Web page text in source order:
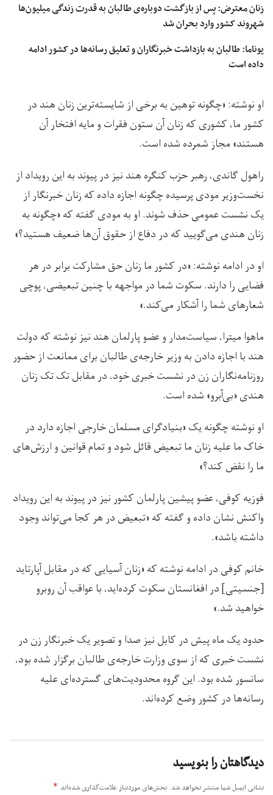
زنان معترض: پس از بازگشت دوباره‌ی طالبان به قدرت زندگی میلیون‌ها
شهروند کشور وارد بحران شد
یوناما: طالبان به بازداشت خبرنگاران و تعلیق رسانه‌ها در کشور ادامه
داده است
او نوشته: «چگونه توهین به برخی از شایسته‌ترین زنان هند در
‏کشور ما، کشوری که زنان آن ستون فقرات و مایه افتخار آن
‏هستند» مجاز شمرده شده است.
راهول گاندی، رهبر حزب کنگره هند نیز در پیوند به این رویداد از
نخست‌وزیر مودی پرسیده چگونه اجازه داده که زنان خبرنگار از
یک نشست عمومی حذف شوند. او به مودی گفته که «چگونه به
زنان هندی می‌گویید که در دفاع از حقوق آن‌ها ضعیف هستید؟»
او در ادامه نوشته: «در کشور ما زنان حق مشارکت برابر در هر
فضایی را دارند. سکوت شما در مواجهه با چنین تبعیضی، پوچی
شعارهای شما را آشکار می‌کند.»
ماهوا میترا، سیاست‌مدار و عضو پارلمان هند نیز نوشته که دولت
هند با اجازه دادن به وزیر خارجه‌ی طالبان برای ممانعت از حضور
روزنامه‌نگاران زن در نشست خبری خود، در مقابل تک تک زنان
هندی «بی‌آبرو» شده است.
او نوشته چگونه یک «بنیادگرای مسلمان خارجی اجازه دارد در
خاک ما علیه زنان ما تبعیض قائل شود و تمام قوانین و ارزش‌های
ما را نقض کند؟»
فوزیه کوفی، عضو پیشین پارلمان کشور نیز در پیوند به این رویداد
واکنش نشان داده و گفته که «تبعیض در هر کجا می‌تواند وجود
داشته باشد».
خانم کوفی در ادامه نوشته که «زنان آسیایی که در مقابل آپارتاید
[جنسیتی] در افغانستان سکوت کرده‌اید، با عواقب آن روبرو
خواهید شد.»
حدود یک ماه پیش در کابل نیز صدا و تصویر یک خبرنگار زن در
نشست خبری که از سوی وزارت خارجه‌ی طالبان برگزار شده بود،
سانسور شده بود. این گروه محدودیت‌های گسترده‌ای علیه
رسانه‌ها در کشور وضع کرده‌اند.
دیدگاهتان را بنویسید
نشانی ایمیل شما منتشر نخواهد شد. بخش‌های موردنیاز علامت‌گذاری شده‌اند *